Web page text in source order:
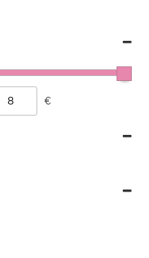
Minimum Price
Maximum Price
€